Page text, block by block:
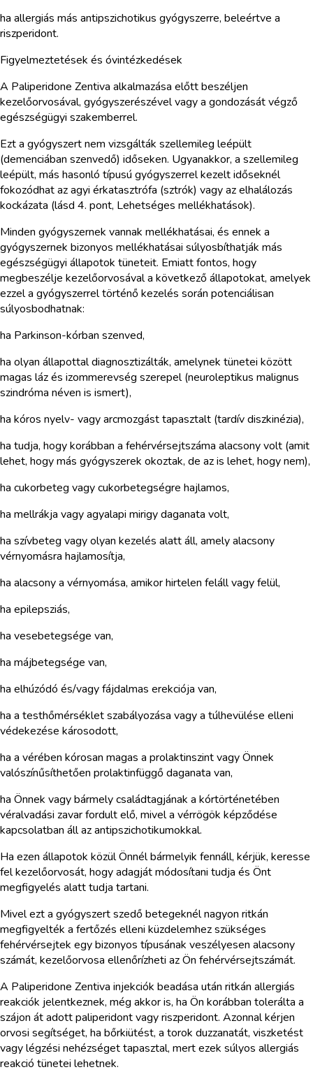
ha allergiás más antipszichotikus gyógyszerre, beleértve a
riszperidont.
Figyelmeztetések és óvintézkedések
A Paliperidone Zentiva alkalmazása előtt beszéljen
kezelőorvosával, gyógyszerészével vagy a gondozását végző
egészségügyi szakemberrel.
Ezt a gyógyszert nem vizsgálták szellemileg leépült
(demenciában szenvedő) időseken. Ugyanakkor, a szellemileg
leépült, más hasonló típusú gyógyszerrel kezelt időseknél
fokozódhat az agyi érkatasztrófa (sztrók) vagy az elhalálozás
kockázata (lásd 4. pont, Lehetséges mellékhatások).
Minden gyógyszernek vannak mellékhatásai, és ennek a
gyógyszernek bizonyos mellékhatásai súlyosbíthatják más
egészségügyi állapotok tüneteit. Emiatt fontos, hogy
megbeszélje kezelőorvosával a következő állapotokat, amelyek
ezzel a gyógyszerrel történő kezelés során potenciálisan
súlyosbodhatnak:
ha Parkinson-kórban szenved,
ha olyan állapottal diagnosztizálták, amelynek tünetei között
magas láz és izommerevség szerepel (neuroleptikus malignus
szindróma néven is ismert),
ha kóros nyelv- vagy arcmozgást tapasztalt (tardív diszkinézia),
ha tudja, hogy korábban a fehérvérsejtszáma alacsony volt (amit
lehet, hogy más gyógyszerek okoztak, de az is lehet, hogy nem),
ha cukorbeteg vagy cukorbetegségre hajlamos,
ha mellrákja vagy agyalapi mirigy daganata volt,
ha szívbeteg vagy olyan kezelés alatt áll, amely alacsony
vérnyomásra hajlamosítja,
ha alacsony a vérnyomása, amikor hirtelen feláll vagy felül,
ha epilepsziás,
ha vesebetegsége van,
ha májbetegsége van,
ha elhúzódó és/vagy fájdalmas erekciója van,
ha a testhőmérséklet szabályozása vagy a túlhevülése elleni
védekezése károsodott,
ha a vérében kórosan magas a prolaktinszint vagy Önnek
valószínűsíthetően prolaktinfüggő daganata van,
ha Önnek vagy bármely családtagjának a kórtörténetében
véralvadási zavar fordult elő, mivel a vérrögök képződése
kapcsolatban áll az antipszichotikumokkal.
Ha ezen állapotok közül Önnél bármelyik fennáll, kérjük, keresse
fel kezelőorvosát, hogy adagját módosítani tudja és Önt
megfigyelés alatt tudja tartani.
Mivel ezt a gyógyszert szedő betegeknél nagyon ritkán
megfigyelték a fertőzés elleni küzdelemhez szükséges
fehérvérsejtek egy bizonyos típusának veszélyesen alacsony
számát, kezelőorvosa ellenőrízheti az Ön fehérvérsejtszámát.
A Paliperidone Zentiva injekciók beadása után ritkán allergiás
reakciók jelentkeznek, még akkor is, ha Ön korábban tolerálta a
szájon át adott paliperidont vagy riszperidont. Azonnal kérjen
orvosi segítséget, ha bőrkiütést, a torok duzzanatát, viszketést
vagy légzési nehézséget tapasztal, mert ezek súlyos allergiás
reakció tünetei lehetnek.